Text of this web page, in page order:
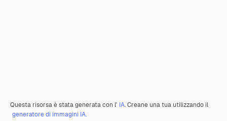
Questa risorsa è stata generata con l' IA. Creane una tua utilizzando il
generatore di immagini IA.